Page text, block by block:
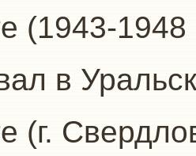
(1943-1948
в
(г.